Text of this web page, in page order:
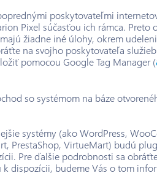
poskytovateľmi
Pixel súčasťou ich rámca. Preto
žiadne iné úlohy, okrem
na svojho poskytovateľa
pomocou Google Tag Manager (
so systémom na báze
systémy (ako WordPress,
PrestaShop, VirtueMart) budú
Pre ďalšie podrobnosti sa
dispozícii, budeme Vás o tom